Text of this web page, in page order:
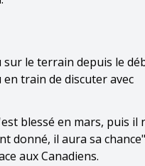
le terrain depuis le
train de discuter avec
blessé en mars, puis il
donné, il aura sa
aux Canadiens.